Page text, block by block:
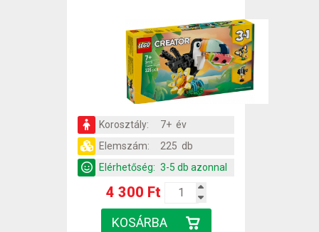
Korosztály:
7+ év
Elemszám:
225 db
Elérhetőség: 3-5 db azonnal
4 300 Ft